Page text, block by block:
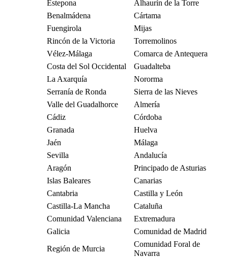
Estepona
Alhaurín de la Torre
Benalmádena
Cártama
Fuengirola
Mijas
Rincón de la Victoria
Torremolinos
Vélez-Málaga
Comarca de Antequera
Costa del Sol Occidental
Guadalteba
La Axarquía
Nororma
Serranía de Ronda
Sierra de las Nieves
Valle del Guadalhorce
Almería
Cádiz
Córdoba
Granada
Huelva
Jaén
Málaga
Sevilla
Andalucía
Aragón
Principado de Asturias
Islas Baleares
Canarias
Cantabria
Castilla y León
Castilla-La Mancha
Cataluña
Comunidad Valenciana
Extremadura
Galicia
Comunidad de Madrid
Región de Murcia
Comunidad Foral de
Navarra